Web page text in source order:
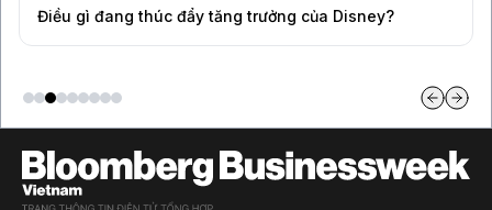
Điều gì đang thúc đẩy tăng trưởng của Disney?